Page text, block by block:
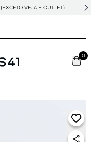
(EXCETO VEJA E OUTLET)
0